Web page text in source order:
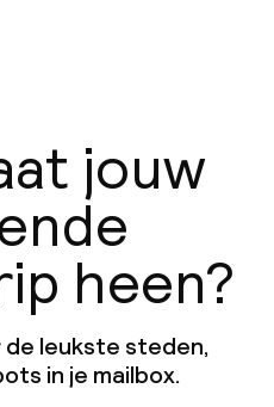
jouw
heen?
leukste steden,
in je mailbox.